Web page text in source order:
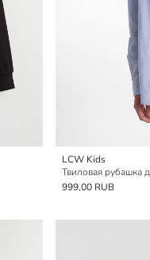
LCW Kids
Твиловая рубашка
999,00 RUB